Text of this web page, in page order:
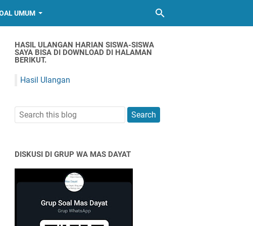
UMUM
HASIL ULANGAN HARIAN SISWA-SISWA
SAYA BISA DI DOWNLOAD DI HALAMAN
BERIKUT.
Hasil Ulangan
DISKUSI DI GRUP WA MAS DAYAT